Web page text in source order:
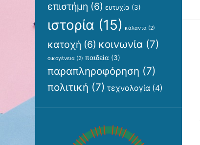
επιστήμη (6) ευτυχία (3)
ιστορία (15) κάλαντα (2)
κατοχή (6) κοινωνία (7)
οικογένεια (2) παιδεία (3)
παραπληροφόρηση (7)
πολιτική (7) τεχνολογία (4)